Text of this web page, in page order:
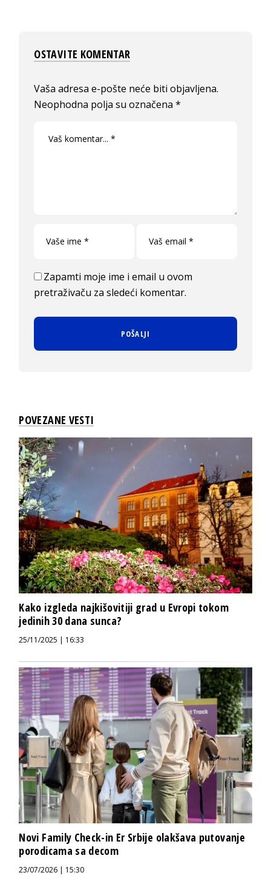
OSTAVITE KOMENTAR
Vaša adresa e-pošte neće biti objavljena.
Neophodna polja su označena*
Zapamti moje ime i email u ovom
pretraživaču za sledeći komentar.
POVEZANE VESTI
Kako izgleda najkišovitiji grad u Evropi tokom
jedinih 30 dana sunca?
25/11/2025 | 16:33
Novi Family Check-in Er Srbije olakšava putovanje
porodicama sa decom
23/07/2026 | 15:30